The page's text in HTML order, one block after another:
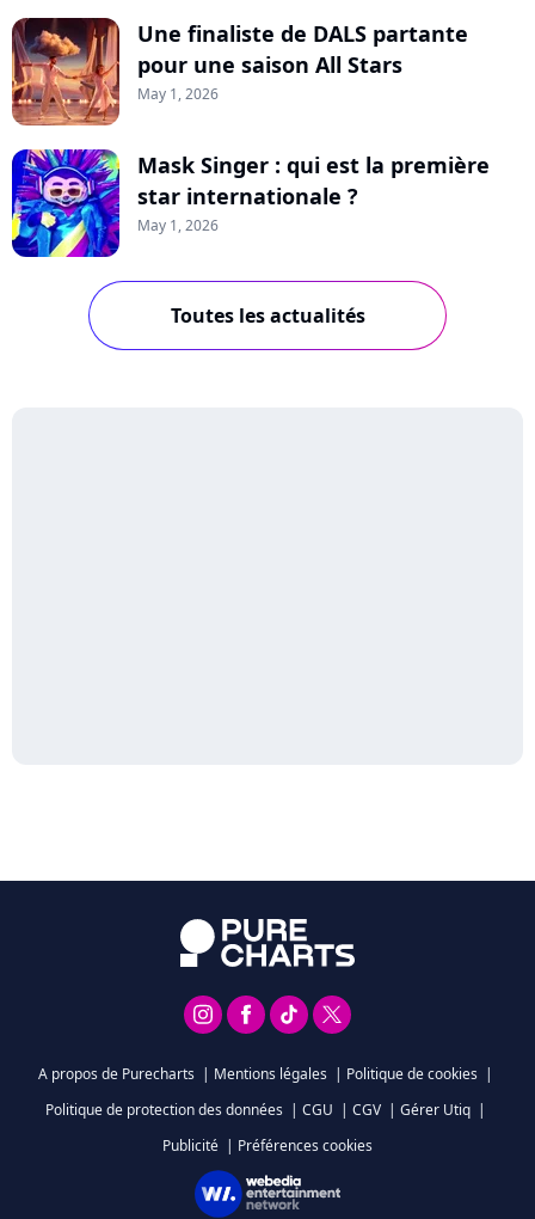
Une finaliste de DALS partante
pour une saison All Stars
May 1, 2026
Mask Singer : qui est la première
star internationale ?
May 1, 2026
Toutes les actualités
A propos de Purecharts | Mentions légales | Politique de cookies |
Politique de protection des données | CGU | CGV | Gérer Utiq |
Publicité | Préférences cookies